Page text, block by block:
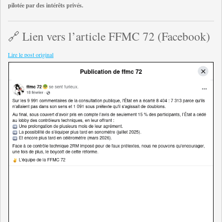
pilotée par des intérêts privés.
🔗 Lien vers l’article FFMC 72 (Facebook)
Lire le post original